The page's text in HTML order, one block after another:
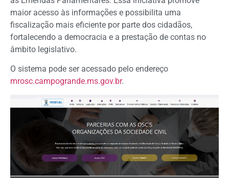
maior acesso às informações e possibilita uma
fiscalização mais eficiente por parte dos cidadãos,
fortalecendo a democracia e a prestação de contas no
âmbito legislativo.
O sistema pode ser acessado pelo endereço
mrosc.campogrande.ms.gov.br.